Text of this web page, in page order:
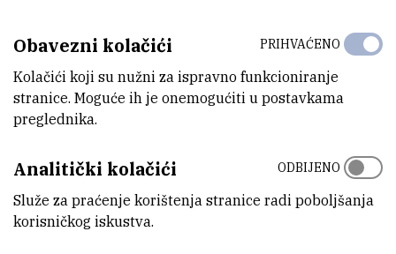
Obavezni kolačići
Kolačići koji su nužni za ispravno funkcioniranje
stranice. Moguće ih je onemogućiti u postavkama
preglednika.
PRIHVAĆENO
Analitički kolačići
Služe za praćenje korištenja stranice radi poboljšanja
korisničkog iskustva.
ODBIJENO